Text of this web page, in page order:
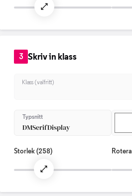
3 Skriv in klass
Klass (valfritt)
Typsnitt
DMSerifDisplay
Storlek(258) Rotera